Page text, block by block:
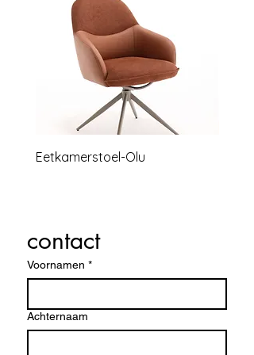
Eetkamerstoel-Olu
contact
Voornamen *
Achternaam